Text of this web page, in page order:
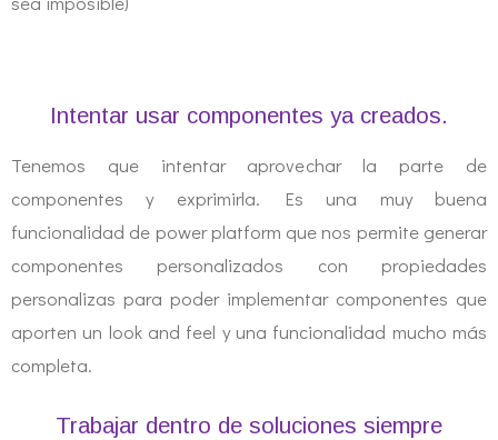
Intentar usar componentes ya creados.
Tenemos que intentar aprovechar la parte de
componentes y exprimirla. Es una muy buena
funcionalidad de power platform que nos permite generar
componentes personalizados con propiedades
personalizas para poder implementar componentes que
aporten un look and feel y una funcionalidad mucho más
completa.
Trabajar dentro de soluciones siempre